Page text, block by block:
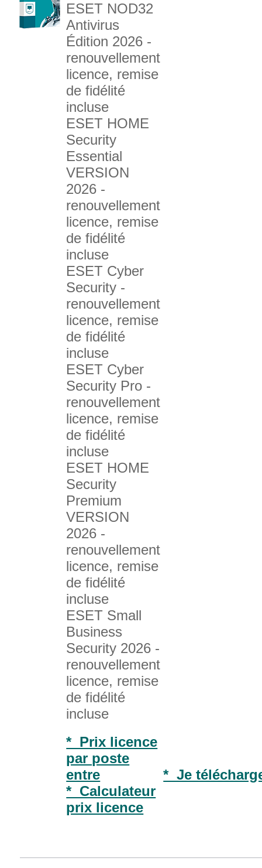
ESET NOD32
Antivirus
Édition 2026 -
renouvellement
licence, remise
de fidélité
incluse
ESET HOME
Security
Essential
VERSION
2026 -
renouvellement
licence, remise
de fidélité
incluse
ESET Cyber
Security -
renouvellement
licence, remise
de fidélité
incluse
ESET Cyber
Security Pro -
renouvellement
licence, remise
de fidélité
incluse
ESET HOME
Security
Premium
VERSION
2026 -
renouvellement
licence, remise
de fidélité
incluse
ESET Small
Business
Security 2026 -
renouvellement
licence, remise
de fidélité
incluse
* Prix licence
par poste
entre
* Calculateur
prix licence
* Je